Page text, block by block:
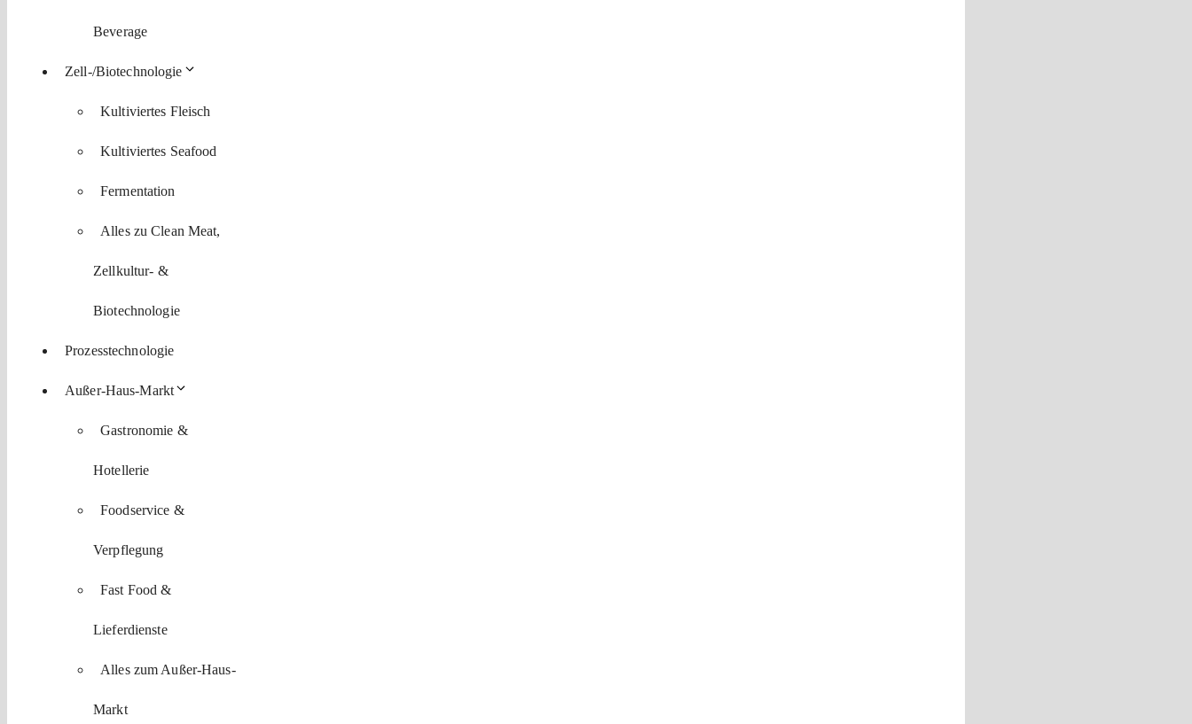
Beverage
Zell-/Biotechnologie
Kultiviertes Fleisch
Kultiviertes Seafood
Fermentation
Alles zu Clean Meat,
Zellkultur- &
Biotechnologie
Prozesstechnologie
Außer-Haus-Markt
Gastronomie &
Hotellerie
Foodservice &
Verpflegung
Fast Food &
Lieferdienste
Alles zum Außer-Haus-
Markt